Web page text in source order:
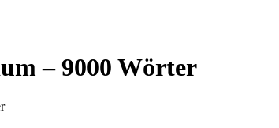
– 9000 Wörter